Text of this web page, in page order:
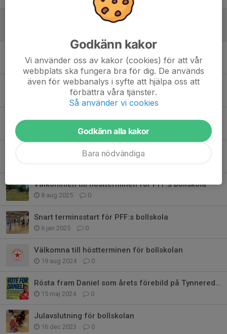
Hjälp gärna till för att hålla våra kostnader nere!
3 maj, 18:20 1
Fotbollsskola för flickor födda 2018-2020
8 mar, 18:36 0
0
Dags för ny termin för PFF:s yngsta spelare
Välkommen till höstterminen för PFF:s bollskola
8 aug 2025 0
Snart terminsstart för PFF:s bollskola
6 jan 2025 0
Välkomna till höstterminen för bollskolan
19 aug 2024 0
Rösta fram Daniel som årets förebild på Tynneredsdagen!
15 maj 2024 0
Julavslutning för bollskolan
16 dec 2023 0
Godkänn kakor
Vi använder oss av kakor (cookies) för att vår
webbplats ska fungera bra för dig. De används
även för webbanalys i syfte att hjälpa oss att
förbättra våra tjänster.
Så använder vi cookies
Godkänn alla kakor
Bara nödvändiga